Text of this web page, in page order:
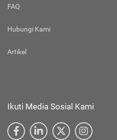
FAQ
Hubungi Kami
Artikel
Ikuti Media Sosial Kami